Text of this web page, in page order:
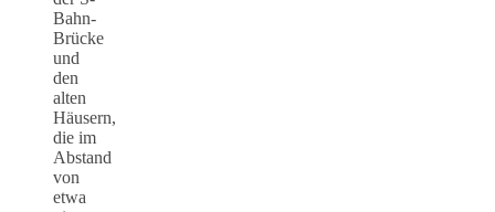
Bahn-
Brücke
und
den
alten
Häusern,
die im
Abstand
von
etwa